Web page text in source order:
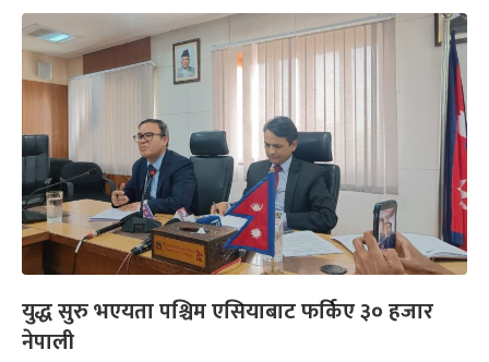
युद्ध सुरु भएयता पश्चिम एसियाबाट फर्किए ३० हजार
नेपाली